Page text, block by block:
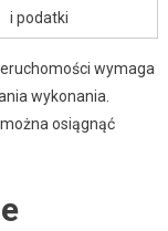
i podatki
wymaga
wykonania.
osiągnąć